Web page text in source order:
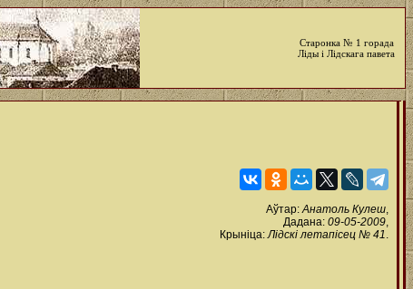
Старонка № 1 горада
Ліды і Лідскага павета
Аўтар:Анатоль Кулеш,
Дадана: 09-05-2009,
Крыніца:Лідскі летапісец № 41.